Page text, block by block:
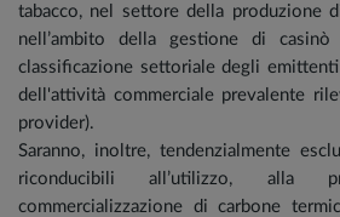
tabacco, nel settore della produzione
nell’ambito della gestione di
classificazione settoriale degli
dell'attività commerciale prevalente
provider).
Saranno, inoltre, tendenzialmente
riconducibili all’utilizzo, alla
commercializzazione di carbone